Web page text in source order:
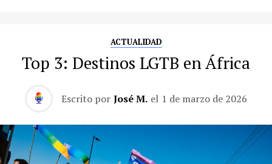
ACTUALIDAD
Top 3: Destinos LGTB en África
Escrito por José M. el 1 de marzo de 2026